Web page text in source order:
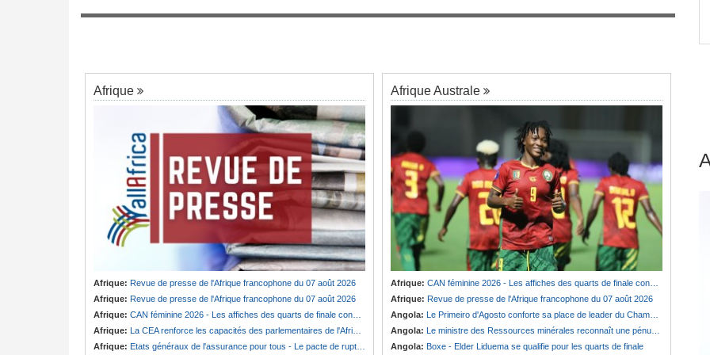
Afrique
Afrique: Revue de presse de l'Afrique francophone du 07 août 2026
Afrique: Revue de presse de l'Afrique francophone du 07 août 2026
Afrique: CAN féminine 2026 - Les affiches des quarts de finale connues
Afrique: La CEA renforce les capacités des parlementaires de l'Afrique de l'Est
Afrique: Etats généraux de l'assurance pour tous - Le pacte de rupture
Afrique Australe
Afrique: CAN féminine 2026 - Les affiches des quarts de finale connues
Afrique: Revue de presse de l'Afrique francophone du 07 août 2026
Angola: Le Primeiro d'Agosto conforte sa place de leader du Championnat national féminin
Angola: Le ministre des Ressources minérales reconnaît une pénurie de carburants au pays
Angola: Boxe - Elder Liduema se qualifie pour les quarts de finale
intermédiation »
Nigeria:Une interview télévisée du cardinal
Afrique:Revue de presse de l'Afrique